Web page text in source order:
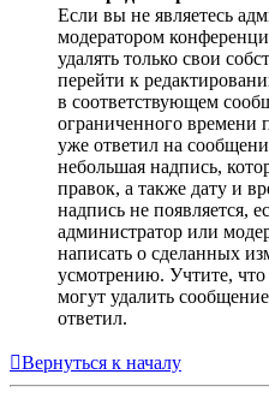
Если вы не являетесь
модератором
удалять только свои
перейти к
в соответствующем
ограниченного времени
уже ответил на
небольшая надпись,
правок, а также дату и
надпись не появляется,
администратор или
написать о сделанных
усмотрению. Учтите,
могут удалить
ответил.
Вернуться к началу